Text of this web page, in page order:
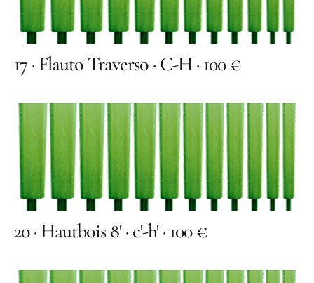
17 · Flauto Traverso · C-H · 100 €
20 · Hautbois 8' · c'-h' · 100 €